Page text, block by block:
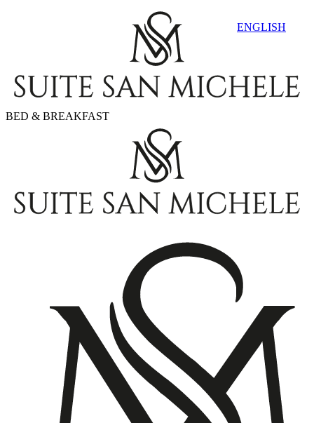
BED & BREAKFAST
ENGLISH